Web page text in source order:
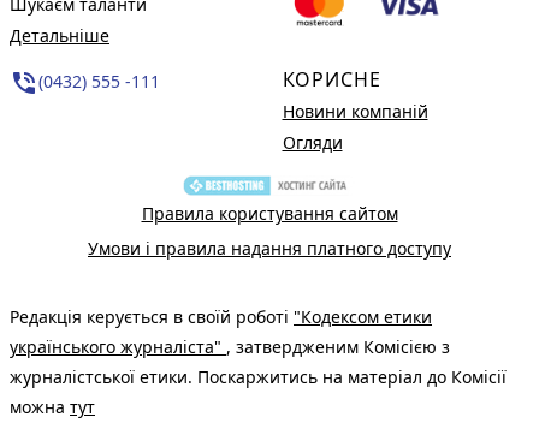
Детальніше
phone_in_talk(0432) 555 -111 КОРИСНЕ
Новини компаній
Огляди
Правила користування сайтом
Умови і правила надання платного доступу
Редакція керується в своїй роботі "Кодексом етики
українського журналіста" , затвердженим Комісією з
журналістської етики. Поскаржитись на матеріал до Комісії
можна тут